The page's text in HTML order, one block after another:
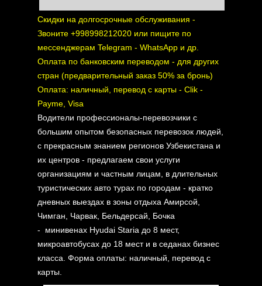
Скидки на долгосрочные обслуживания -
Звоните +998998212020 или пищите по
мессенджерам Telegram - WhatsApp и др.
Оплата по банковским переводом - для других
стран (предварительный заказ 50% за бронь)
Оплата: наличный, перевод с карты - Clik -
Payme, Visa
Водители профессионалы-перевозчики с
большим опытом безопасных перевозок людей,
с прекрасным знанием регионов Узбекистана и
их центров - предлагаем свои услуги
организациям и частным лицам, в длительных
туристических авто турах по городам - кратко
дневных выездах в зоны отдыха Амирсой,
Чимган, Чарвак, Бельдерсай, Бочка
- минивенах Hyudai Staria до 8 мест,
микроавтобусах до 18 мест и в седанах бизнес
класса. Форма оплаты: наличный, перевод с
карты.